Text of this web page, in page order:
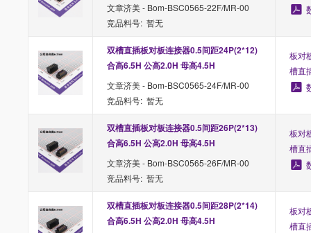
文章济美 - Bom-BSC0565-22F/MR-00
竞品料号: 暂无
双槽直插板对板连接器0.5间距24P(2*12)
合高6.5H 公高2.0H 母高4.5H
文章济美 - Bom-BSC0565-24F/MR-00
竞品料号: 暂无
板对
槽直
双槽直插板对板连接器0.5间距26P(2*13)
合高6.5H 公高2.0H 母高4.5H
文章济美 - Bom-BSC0565-26F/MR-00
竞品料号: 暂无
板对
槽直
双槽直插板对板连接器0.5间距28P(2*14)
合高6.5H 公高2.0H 母高4.5H
板对
槽直